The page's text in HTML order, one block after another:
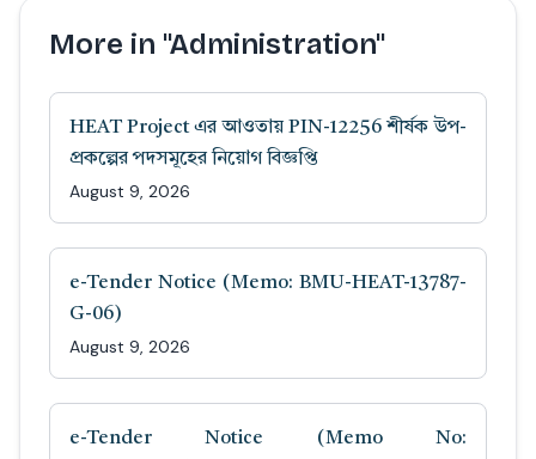
More in "Administration"
HEAT Project এর আওতায় PIN-12256 শীর্ষক উপ-
প্রকল্পের পদসমূহের নিয়োগ বিজ্ঞপ্তি
August 9, 2026
e-Tender Notice (Memo: BMU-HEAT-13787-
G-06)
August 9, 2026
e-Tender Notice (Memo No: